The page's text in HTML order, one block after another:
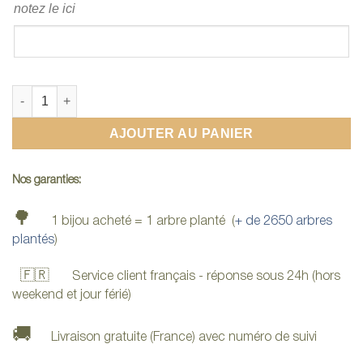
notez le ici
quantité de Bague en bois - Bois d'Olivier et Tungstène
AJOUTER AU PANIER
Nos garanties:
🌳 1 bijou acheté = 1 arbre planté (+ de 2650 arbres
plantés)
🇫🇷 Service client français - réponse sous 24h (hors
weekend et jour férié)
🚚 Livraison gratuite (France) avec numéro de suivi